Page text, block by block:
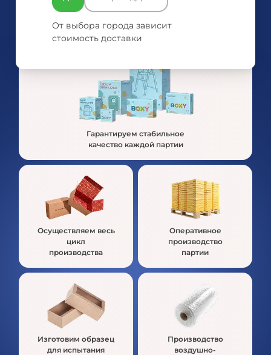
производстве
упаковки для бизнеса
Гарантируем стабильное
качество каждой партии
Осуществляем весь
цикл
производства
Оперативное
производство
партии
Изготовим образец
для испытания
Производство
воздушно-
От выбора города зависит
стоимость доставки